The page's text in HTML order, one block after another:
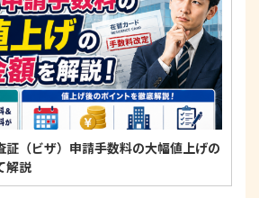
証（ビザ）申請手数料の大幅値上げの
解説